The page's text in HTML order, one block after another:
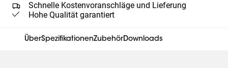
Schnelle Kostenvoranschläge und Lieferung
Hohe Qualität garantiert
ÜberSpezifikationenZubehörDownloads